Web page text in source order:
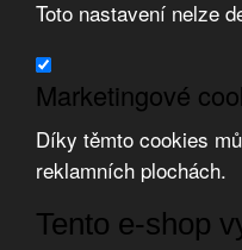
Toto nastavení nelze
Marketingové
Díky těmto cookies
reklamních plochách.
Tento e-shop
Zvolte měnu:
Přihlásit uživatele